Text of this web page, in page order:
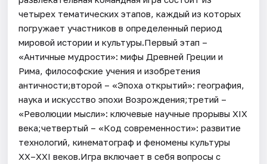
четырех тематических этапов, каждый из которых
погружает участников в определенный период
мировой истории и культуры.Первый этап –
«Античные мудрости»: мифы Древней Греции и
Рима, философские учения и изобретения
античности;второй – «Эпоха открытий»: география,
наука и искусство эпохи Возрождения;третий –
«Революции мысли»: ключевые научные прорывы XIX
века;четвертый – «Код современности»: развитие
технологий, кинематограф и феномены культуры
XX–XXI веков.Игра включает в себя вопросы с